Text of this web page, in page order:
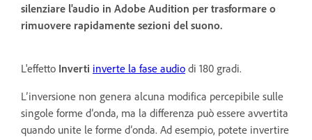
silenziare l'audio in Adobe Audition per trasformare o
rimuovere rapidamente sezioni del suono.
L'effetto Inverti inverte la fase audio di 180 gradi.
L’inversione non genera alcuna modifica percepibile sulle
singole forme d’onda, ma la differenza può essere avvertita
quando unite le forme d’onda. Ad esempio, potete invertire